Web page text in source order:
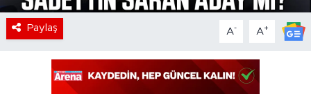
Paylaş A- A+